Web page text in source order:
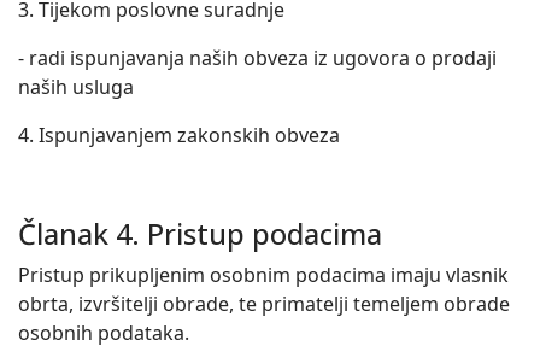
3. Tijekom poslovne suradnje
- radi ispunjavanja naših obveza iz ugovora o prodaji
naših usluga
4. Ispunjavanjem zakonskih obveza
Članak 4. Pristup podacima
Pristup prikupljenim osobnim podacima imaju vlasnik
obrta, izvršitelji obrade, te primatelji temeljem obrade
osobnih podataka.